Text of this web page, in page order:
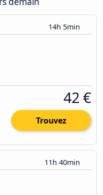
14h 5min
42 €
Trouvez
11h 40min